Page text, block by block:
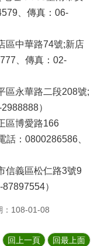
、傳真：06-
區中華路74號;新店
、傳真：02-
區永華路二段208號;
）
區博愛路166
話：0800286586、
信義區松仁路3號9
）
：108-01-08
回上一頁 回最上面